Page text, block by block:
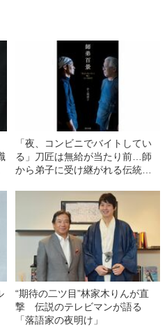
「夜、コンビニでバイトしてい
る」刀匠は無給が当たり前…師
から弟子に受け継がれる伝統職
“期待の二ツ目”林家木りんが直
撃 伝説のテレビマンが語る
「落語家の夜明け」